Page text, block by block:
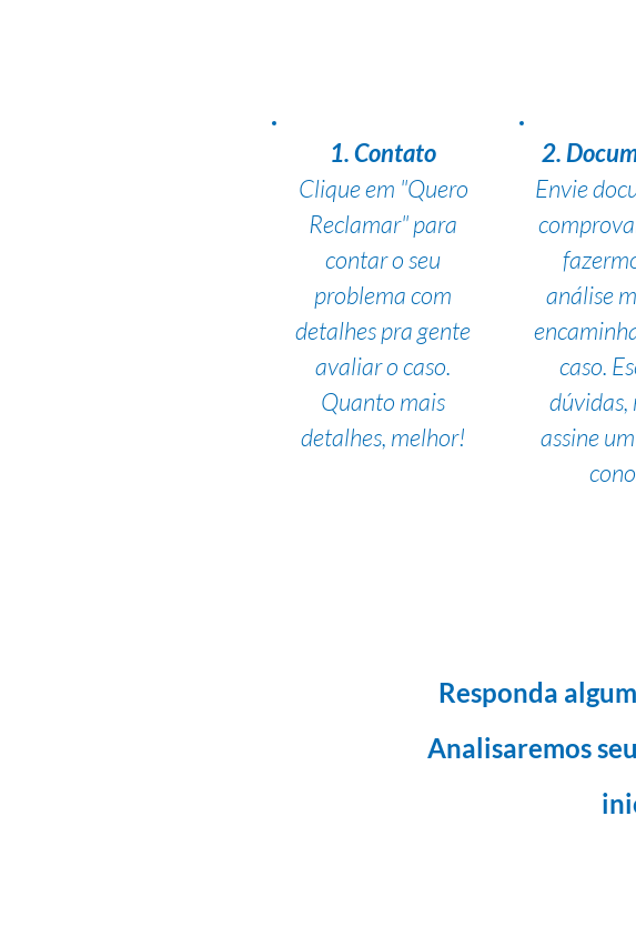
1. Contato
Clique em "Quero
Reclamar" para
contar o seu
problema com
detalhes pra gente
avaliar o caso.
Quanto mais
detalhes, melhor!
2.
Envie
análise
caso.
dúvidas,
assine
Responda
Analisaremos